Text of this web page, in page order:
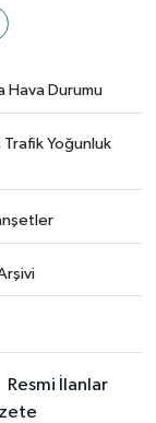
Hava Durumu
Yoğunluk
Resmi İlanlar